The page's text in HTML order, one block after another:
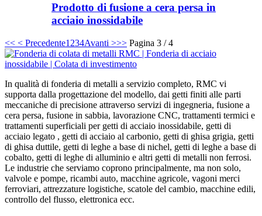
Prodotto di fusione a cera persa in
acciaio inossidabile
<< < Precedente1 234Avanti >>> Pagina 3 / 4
In qualità di fonderia di metalli a servizio completo, RMC vi
supporta dalla progettazione del modello, dai getti finiti alle parti
meccaniche di precisione attraverso servizi di ingegneria, fusione a
cera persa, fusione in sabbia, lavorazione CNC, trattamenti termici e
trattamenti superficiali per getti di acciaio inossidabile, getti di
acciaio legato , getti di acciaio al carbonio, getti di ghisa grigia, getti
di ghisa duttile, getti di leghe a base di nichel, getti di leghe a base di
cobalto, getti di leghe di alluminio e altri getti di metalli non ferrosi.
Le industrie che serviamo coprono principalmente, ma non solo,
valvole e pompe, ricambi auto, macchine agricole, vagoni merci
ferroviari, attrezzature logistiche, scatole del cambio, macchine edili,
controllo del flusso, elettronica ecc.